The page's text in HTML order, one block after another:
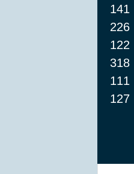
141
226
122
318
111
127